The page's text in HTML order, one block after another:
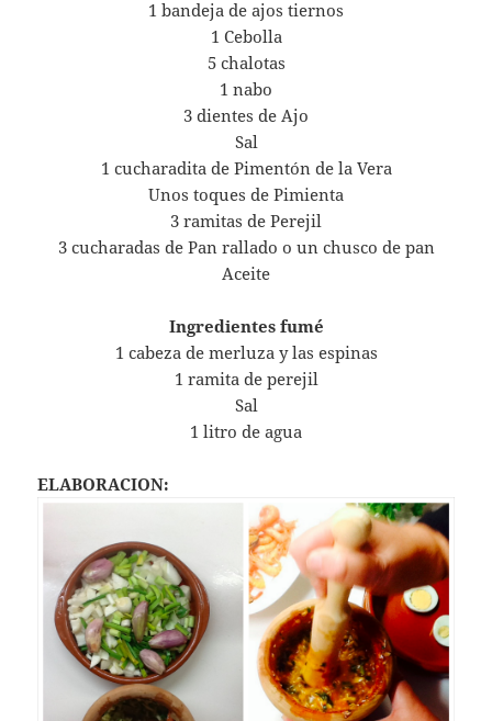
1 bandeja de ajos tiernos
1 Cebolla
5 chalotas
1 nabo
3 dientes de Ajo
Sal
1 cucharadita de Pimentón de la Vera
Unos toques de Pimienta
3 ramitas de Perejil
3 cucharadas de Pan rallado o un chusco de pan
Aceite
Ingredientes fumé
1 cabeza de merluza y las espinas
1 ramita de perejil
Sal
1 litro de agua
ELABORACION: